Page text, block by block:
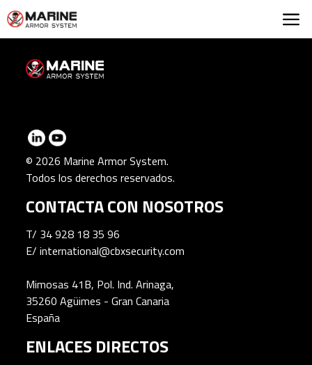
Marine Armor
© 2026 Marine Armor System.
Todos los derechos reservados.
CONTACTA CON NOSOTROS
T/ 34 928 18 35 96
E/international@cbxsecurity.com
Mimosas 41B, Pol. Ind. Arinaga,
35260 Agüimes - Gran Canaria
España
ENLACES DIRECTOS